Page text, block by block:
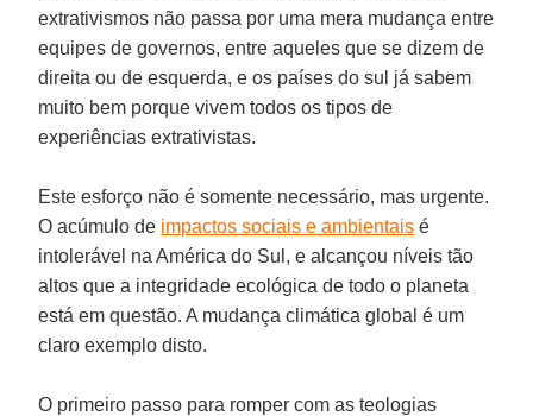
extrativismos não passa por uma mera mudança entre
equipes de governos, entre aqueles que se dizem de
direita ou de esquerda, e os países do sul já sabem
muito bem porque vivem todos os tipos de
experiências extrativistas.
Este esforço não é somente necessário, mas urgente.
O acúmulo de impactos sociais e ambientais é
intolerável na América do Sul, e alcançou níveis tão
altos que a integridade ecológica de todo o planeta
está em questão. A mudança climática global é um
claro exemplo disto.
O primeiro passo para romper com as teologias